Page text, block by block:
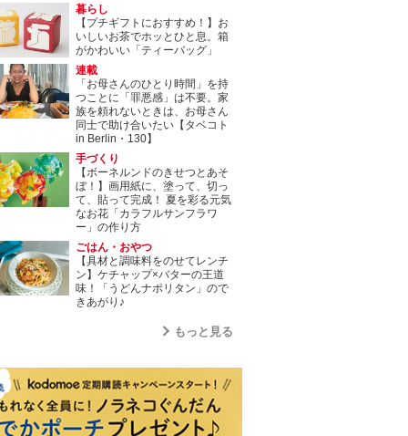
暮らし
【プチギフトにおすすめ！】お
いしいお茶でホッとひと息。箱
がかわいい「ティーバッグ」
連載
「お母さんのひとり時間」を持
つことに「罪悪感」は不要。家
族を頼れないときは、お母さん
同士で助け合いたい【タベコト
in Berlin・130】
手づくり
【ボーネルンドのきせつとあそ
ぼ！】画用紙に、塗って、切っ
て、貼って完成！ 夏を彩る元気
なお花「カラフルサンフラワ
ー」の作り方
ごはん・おやつ
【具材と調味料をのせてレンチ
ン】ケチャップ×バターの王道
味！「うどんナポリタン」ので
きあがり♪
もっと見る